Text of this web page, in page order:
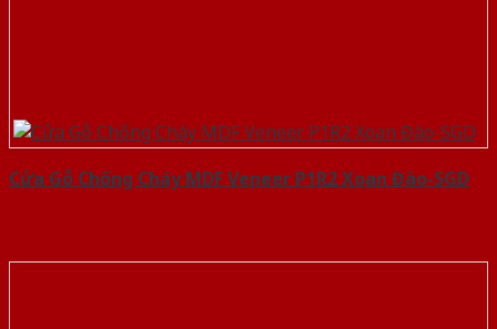
Cửa Gỗ Chống Cháy MDF Veneer P1R2 Xoan Đào-SGD